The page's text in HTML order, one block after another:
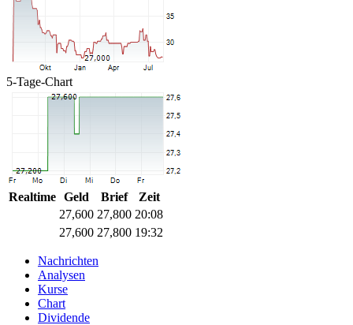
5-Tage-Chart
Realtime Geld Brief
Zeit
27,600 27,800 20:08
27,600 27,800 19:32
Nachrichten
Analysen
Kurse
Chart
Dividende